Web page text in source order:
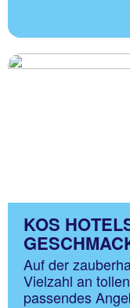
KOS
Auf der
Vielzahl an
passendes